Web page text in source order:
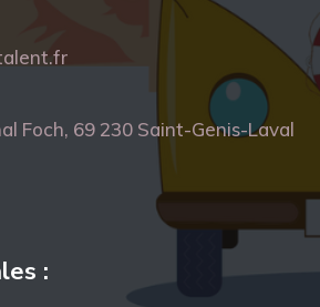
Foch, 69 230 Saint-Genis-Laval
: